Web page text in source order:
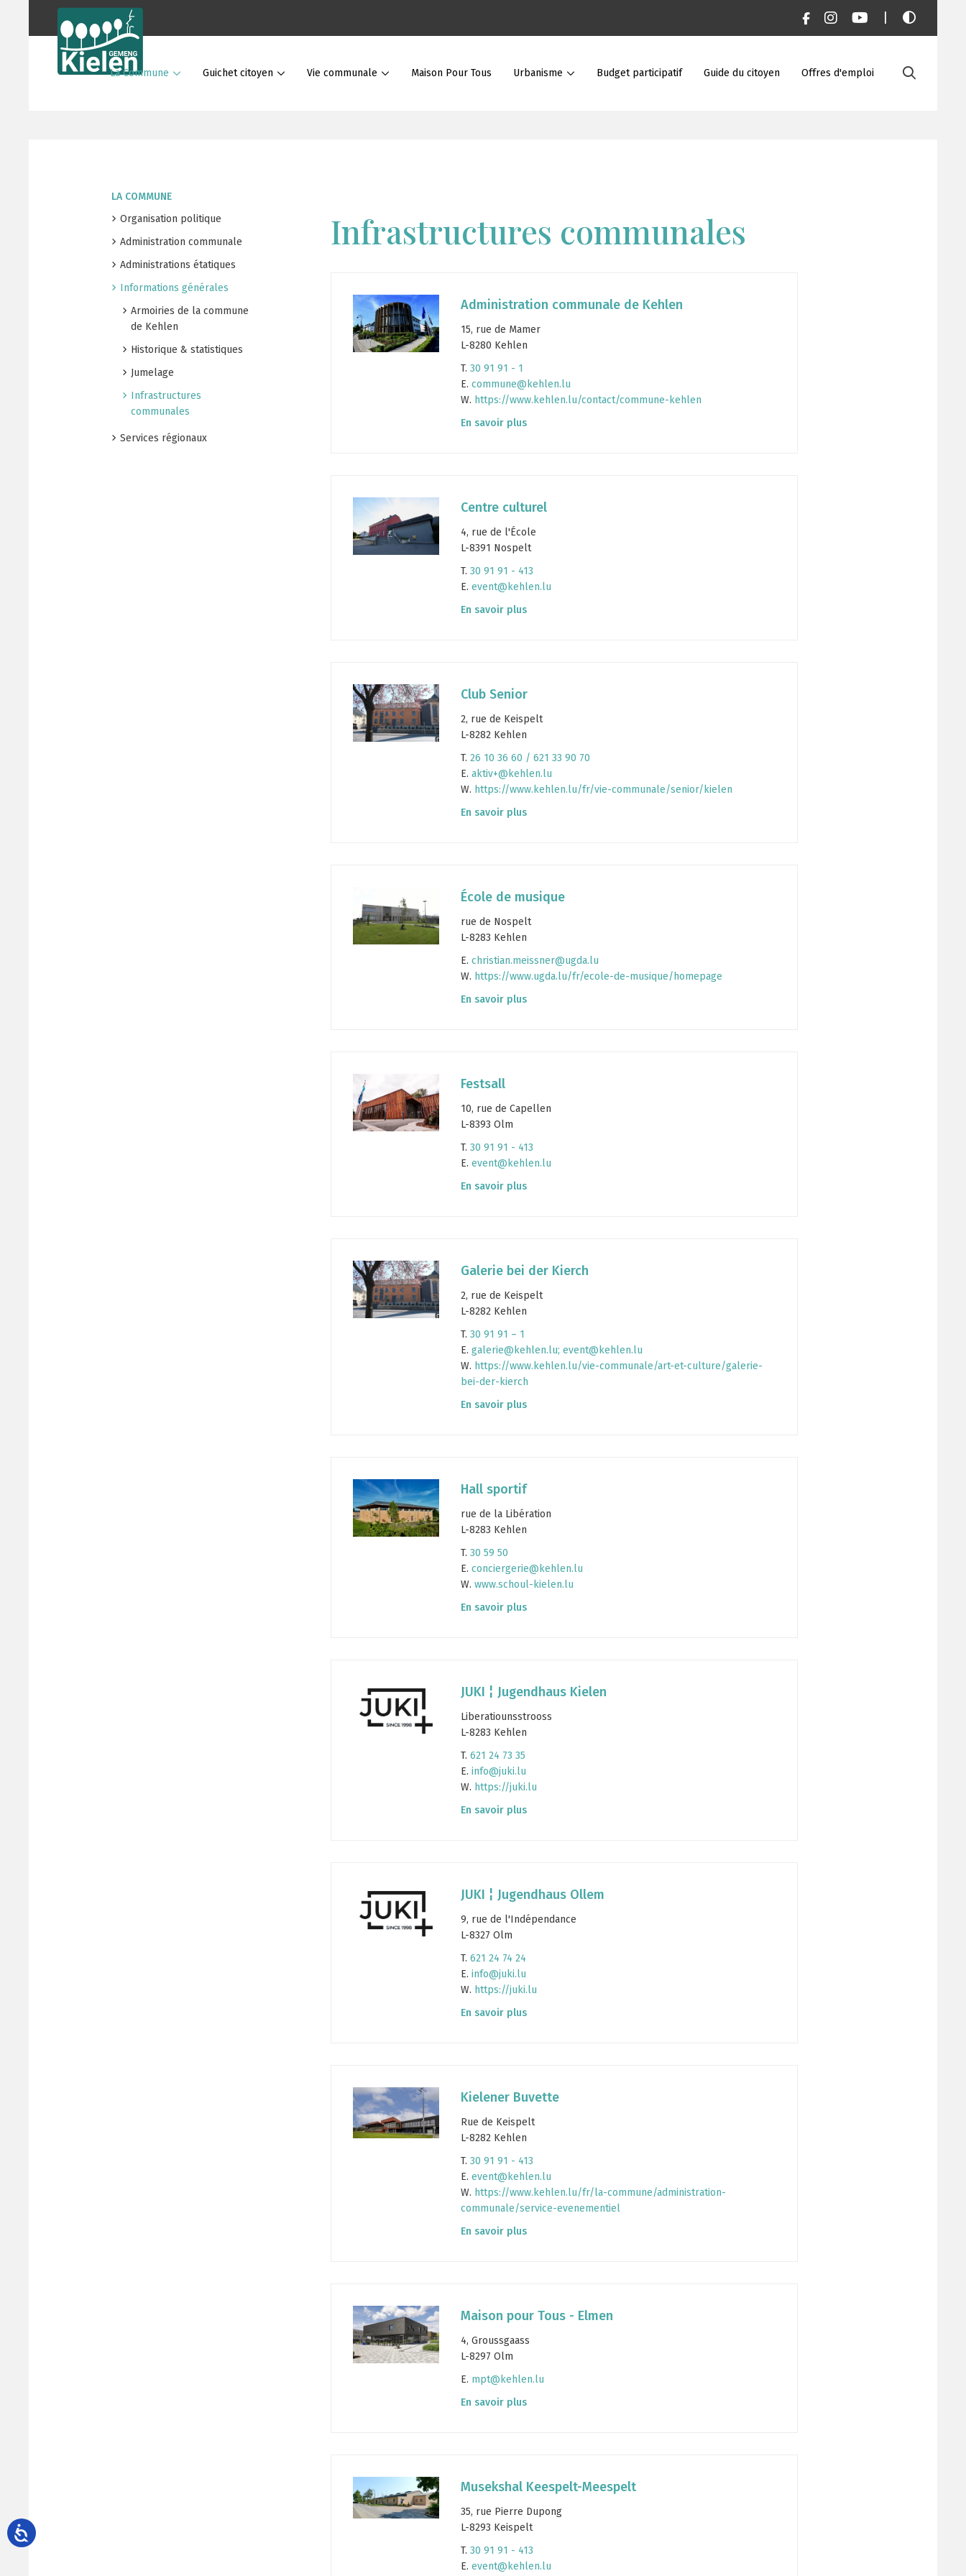
La Commune Guichet citoyen Vie communale Maison Pour Tous Urbanisme Budget participatif Guide du citoyen Offres d'emploi
LA COMMUNE
Organisation politique
Administration communale
Administrations étatiques
Informations générales
Armoiries de la commune
de Kehlen
Historique & statistiques
Jumelage
Infrastructures
communales
Services régionaux
Infrastructures communales
Administration communale de Kehlen
15, rue de Mamer
L-8280 Kehlen
T. 30 91 91 - 1
E. commune@kehlen.lu
W. https://www.kehlen.lu/contact/commune-kehlen
En savoir plus
Centre culturel
4, rue de l'École
L-8391 Nospelt
T. 30 91 91 - 413
E. event@kehlen.lu
En savoir plus
Club Senior
2, rue de Keispelt
L-8282 Kehlen
T. 26 10 36 60 / 621 33 90 70
E. aktiv+@kehlen.lu
W. https://www.kehlen.lu/fr/vie-communale/senior/kielen
En savoir plus
École de musique
rue de Nospelt
L-8283 Kehlen
E. christian.meissner@ugda.lu
W. https://www.ugda.lu/fr/ecole-de-musique/homepage
En savoir plus
Festsall
10, rue de Capellen
L-8393 Olm
T. 30 91 91 - 413
E. event@kehlen.lu
En savoir plus
Galerie bei der Kierch
2, rue de Keispelt
L-8282 Kehlen
T. 30 91 91 – 1
E. galerie@kehlen.lu; event@kehlen.lu
W. https://www.kehlen.lu/vie-communale/art-et-culture/galerie-
bei-der-kierch
En savoir plus
Hall sportif
rue de la Libération
L-8283 Kehlen
T. 30 59 50
E. conciergerie@kehlen.lu
W. www.schoul-kielen.lu
En savoir plus
JUKI ¦ Jugendhaus Kielen
Liberatiounsstrooss
L-8283 Kehlen
T. 621 24 73 35
E. info@juki.lu
W. https://juki.lu
En savoir plus
JUKI ¦ Jugendhaus Ollem
9, rue de l'Indépendance
L-8327 Olm
T. 621 24 74 24
E. info@juki.lu
W. https://juki.lu
En savoir plus
Kielener Buvette
Rue de Keispelt
L-8282 Kehlen
T. 30 91 91 - 413
E. event@kehlen.lu
W. https://www.kehlen.lu/fr/la-commune/administration-
communale/service-evenementiel
En savoir plus
Maison pour Tous - Elmen
4, Groussgaass
L-8297 Olm
E. mpt@kehlen.lu
En savoir plus
Musekshal Keespelt-Meespelt
35, rue Pierre Dupong
L-8293 Keispelt
T. 30 91 91 - 413
E. event@kehlen.lu